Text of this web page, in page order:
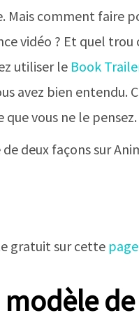
comment faire
vidéo ? Et quel
utiliser leBook
avez bien entendu.
vous ne le pensez.
deux façons sur
gratuit sur cettepage